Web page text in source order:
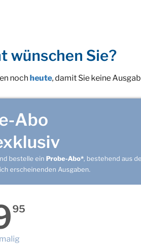
wünschen Sie?
nochheute, damit Sie keine
Abo
bestelle ein Probe-Abo*, bestehend aus
erscheinenden Ausgaben.
95